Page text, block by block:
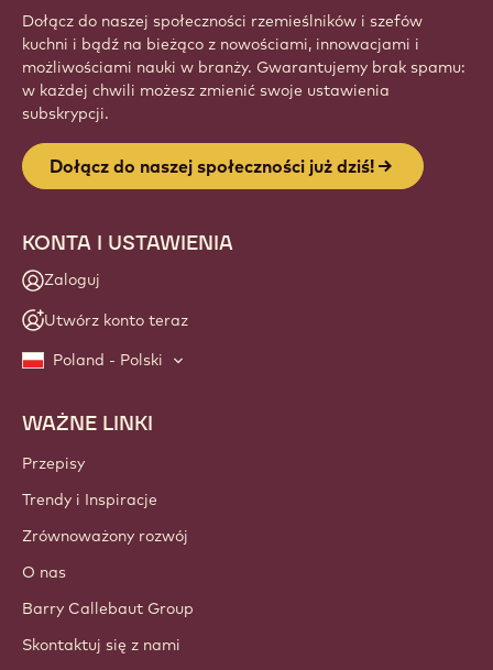
Dołącz do naszej społeczności rzemieślników i szefów
kuchni i bądź na bieżąco z nowościami, innowacjami i
możliwościami nauki w branży. Gwarantujemy brak spamu:
w każdej chwili możesz zmienić swoje ustawienia
subskrypcji.
Dołącz do naszej społeczności już dziś!
KONTA I USTAWIENIA
Zaloguj
Utwórz konto teraz
Poland - Polski
Footer
Callebaut
WAŻNE LINKI
Przepisy
Trendy i Inspiracje
Zrównoważony rozwój
O nas
Barry Callebaut Group
Skontaktuj się z nami